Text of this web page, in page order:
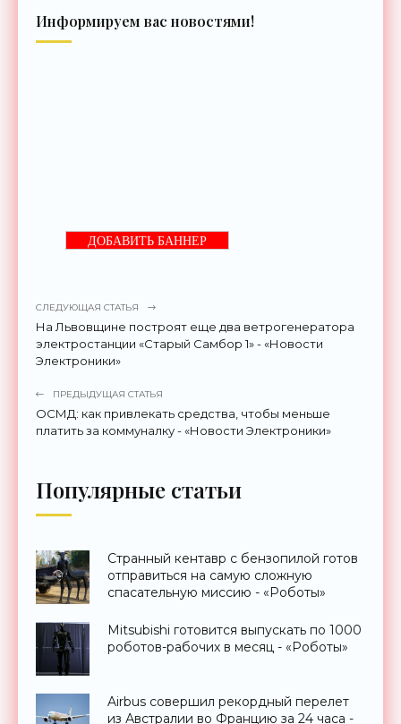
Информируем вас новостями!
ДОБАВИТЬ БАННЕР
СЛЕДУЮЩАЯ СТАТЬЯ
На Львовщине построят еще два ветрогенератора
электростанции «Старый Самбор 1» - «Новости
Электроники»
ПРЕДЫДУЩАЯ СТАТЬЯ
ОСМД: как привлекать средства, чтобы меньше
платить за коммуналку - «Новости Электроники»
Популярные статьи
Странный кентавр с бензопилой готов
отправиться на самую сложную
спасательную миссию - «Роботы»
Mitsubishi готовится выпускать по 1000
роботов-рабочих в месяц - «Роботы»
Airbus совершил рекордный перелет
из Австралии во Францию за 24 часа -